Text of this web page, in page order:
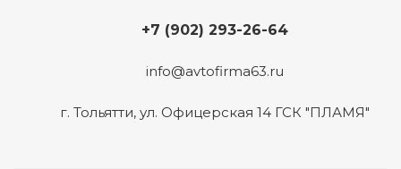
+7 (902) 293-26-64
info@avtofirma63.ru
г. Тольятти, ул. Офицерская 14 ГСК "ПЛАМЯ"